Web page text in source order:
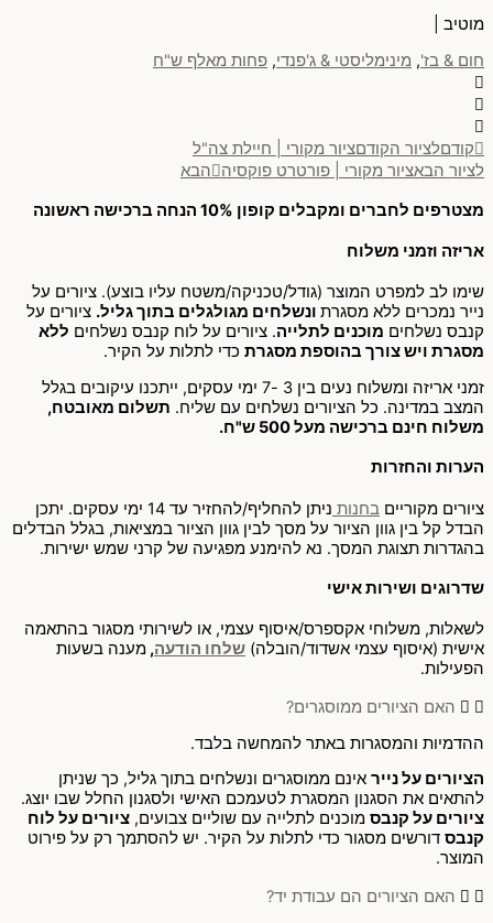
מוטיב |
חום & בז', מינימליסטי & ג'פנדי, פחות מאלף ש"ח
קודםלציור הקודםציור מקורי | חיילת צה"ל
לציור הבאציור מקורי | פורטרט פוקסיה הבא
מצטרפים לחברים ומקבלים קופון 10% הנחה ברכישה ראשונה
אריזה וזמני משלוח
שימו לב למפרט המוצר (גודל/טכניקה/משטח עליו בוצע). ציורים על
נייר נמכרים ללא מסגרת ונשלחים מגולגלים בתוך גליל. ציורים על
קנבס נשלחים מוכנים לתלייה. ציורים על לוח קנבס נשלחים ללא
מסגרת ויש צורך בהוספת מסגרת כדי לתלות על הקיר.
זמני אריזה ומשלוח נעים בין 3 -7 ימי עסקים, ייתכנו עיקובים בגלל
המצב במדינה. כל הציורים נשלחים עם שליח. תשלום מאובטח,
משלוח חינם ברכישה מעל 500 ש"ח.
הערות והחזרות
ציורים מקוריים בחנות
ניתן להחליף/להחזיר עד 14 ימי עסקים. יתכן
הבדל קל בין גוון הציור על מסך לבין גוון הציור במציאות, בגלל הבדלים
בהגדרות תצוגת המסך. נא להימנע מפגיעה של קרני שמש ישירות.
שדרוגים ושירות אישי
לשאלות, משלוחי אקספרס/איסוף עצמי, או לשירותי מסגור בהתאמה
אישית (איסוף עצמי אשדוד/הובלה) שלחו הודעה, מענה בשעות
הפעילות.
האם הציורים ממוסגרים?
ההדמיות והמסגרות באתר להמחשה בלבד.
הציורים על נייר אינם ממוסגרים ונשלחים בתוך גליל, כך שניתן
להתאים את הסגנון המסגרת לטעמכם האישי ולסגנון החלל שבו יוצג.
ציורים על קנבס מוכנים לתלייה עם שוליים צבועים, ציורים על לוח
קנבס דורשים מסגור כדי לתלות על הקיר. יש להסתמך רק על פירוט
המוצר.
האם הציורים הם עבודת יד?